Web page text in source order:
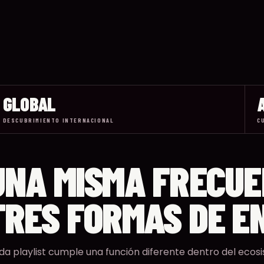
GLOBAL
DESCUBRIMIENTO INTERNACIONAL
MISMA
FORMAS DE
playlist cumple una función diferente dentro del